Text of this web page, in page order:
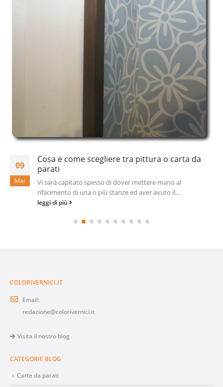
09
Mar
Cosa e come scegliere tra pittura o carta da
parati
Vi sarà capitato spesso di dover mettere mano al
rifacimento di una o più stanze ed aver avuto il...
leggi di più
COLORIVERNICI.IT
Email:
redazione@colorivernici.it
Visita il nostro blog
CATEGORIE BLOG
Carte da parati